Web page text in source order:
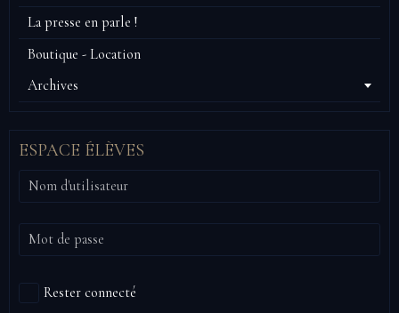
Archives
La presse en parle !
Boutique - Location
ESPACE ÉLÈVES
Rester connecté